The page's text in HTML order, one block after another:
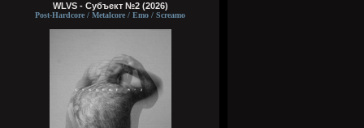
WLVS - Субъект №2 (2026)
Post-Hardcore / Metalcore / Emo / Screamo